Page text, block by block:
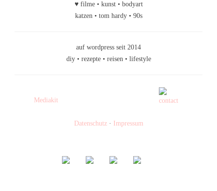
♥ filme • kunst • bodyart
katzen • tom hardy • 90s
auf wordpress seit 2014
diy • rezepte • reisen • lifestyle
Mediakit
Datenschutz· Impressum